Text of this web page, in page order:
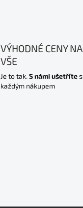
VÝHODNÉ CENY NA
VŠE
Je to tak.S námi ušetřítes
každým nákupem